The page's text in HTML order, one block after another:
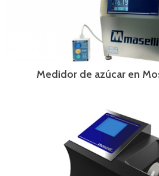
Medidor de azúcar en